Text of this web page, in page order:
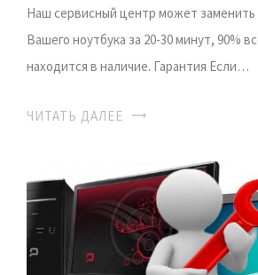
Наш сервисный центр может заменить
Вашего ноутбука за 20-30 минут, 90%
находится в наличие. Гарантия Если…
ЧИТАТЬ ДАЛЕЕ